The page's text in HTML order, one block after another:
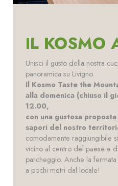
IL KOSMO
Unisci il gusto della nostra
panoramica su Livigno.
Il Kosmo Taste the
alla domenica (chiuso il
12.00,
con una gustosa
sapori del nostro
comodamente raggiungibile
vicino al centro del paese e
parcheggio. Anche la
a pochi metri dal locale!